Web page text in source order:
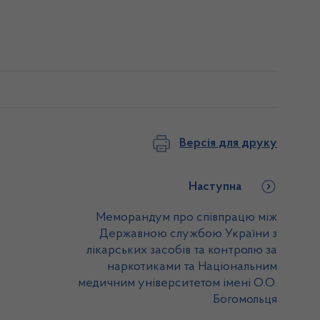
Версія для друку
Наступна
Меморандум про співпрацю між
Державною службою України з
лікарських засобів та контролю за
наркотиками та Національним
медичним університетом імені О.О.
Богомольця